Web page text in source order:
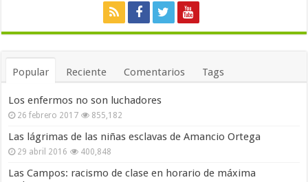
Popular Reciente Comentarios Tags
Los enfermos no son luchadores
26 febrero 2017 855,182
Las lágrimas de las niñas esclavas de Amancio Ortega
29 abril 2016 400,848
Las Campos: racismo de clase en horario de máxima